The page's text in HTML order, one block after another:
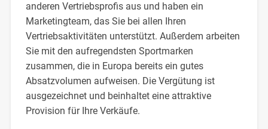
anderen Vertriebsprofis aus und haben ein
Marketingteam, das Sie bei allen Ihren
Vertriebsaktivitäten unterstützt. Außerdem arbeiten
Sie mit den aufregendsten Sportmarken
zusammen, die in Europa bereits ein gutes
Absatzvolumen aufweisen. Die Vergütung ist
ausgezeichnet und beinhaltet eine attraktive
Provision für Ihre Verkäufe.